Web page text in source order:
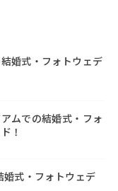
婚式・フォトウェデ
ムでの結婚式・フォ
！
婚式・フォトウェデ